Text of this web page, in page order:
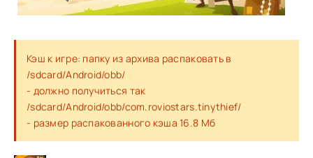
Кэш к игре: папку из архива распаковать в
/sdcard/Android/obb/
- должно получиться так
/sdcard/Android/obb/com.roviostars.tinythief/
- размер распакованного кэша 16.8 Мб